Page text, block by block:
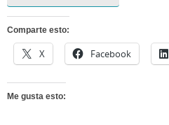
Comparte esto:
X Facebook
Me gusta esto: